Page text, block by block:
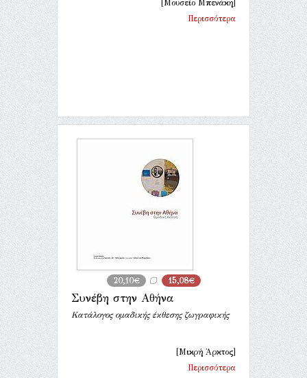
[Μουσείο Μπενάκη]
Περισσότερα
20,10€ 15,08€
Συνέβη στην Αθήνα
Κατάλογος ομαδικής έκθεσης ζωγραφικής
[Μικρή Άρκτος]
Περισσότερα